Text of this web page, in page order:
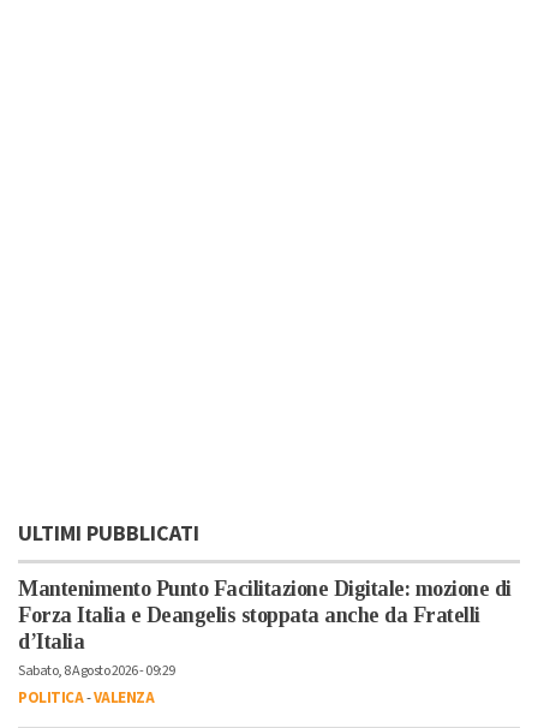
ULTIMI PUBBLICATI
Mantenimento Punto Facilitazione Digitale: mozione di
Forza Italia e Deangelis stoppata anche da Fratelli
d’Italia
Sabato, 8 Agosto 2026 - 09:29
POLITICA-VALENZA